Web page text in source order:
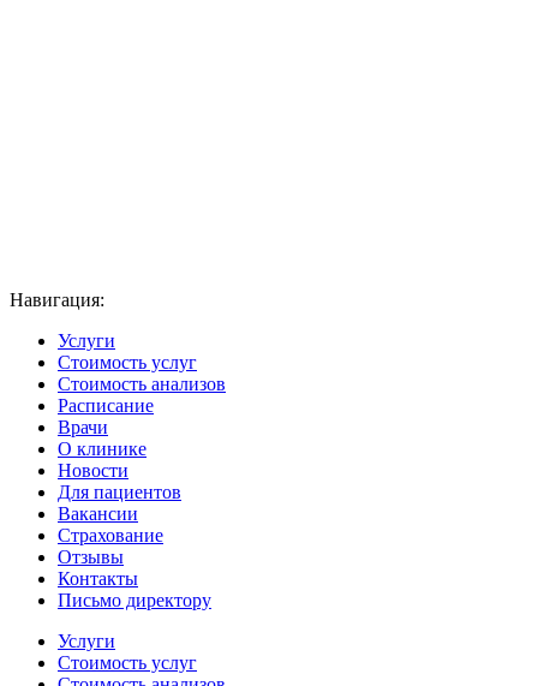
Навигация:
Услуги
Стоимость услуг
Стоимость анализов
Расписание
Врачи
О клинике
Новости
Для пациентов
Вакансии
Страхование
Отзывы
Контакты
Письмо директору
Услуги
Стоимость услуг